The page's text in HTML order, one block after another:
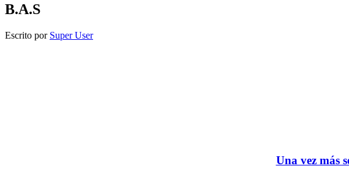
B.A.S
Escrito por Super User
Una vez más